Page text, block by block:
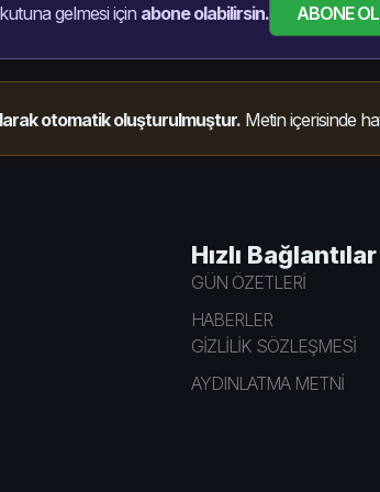
gelmesi için abone olabilirsin. ABONE OL
otomatik oluşturulmuştur. Metin içerisinde
Hızlı Bağlantılar
GÜN ÖZETLERİ
HABERLER
GİZLİLİK SÖZLEŞMESİ
AYDINLATMA METNİ